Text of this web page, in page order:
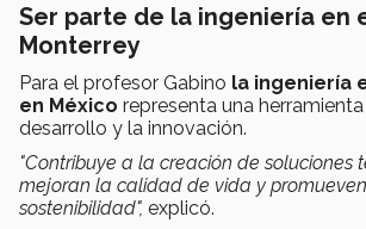
Ser parte de la ingeniería en
Monterrey
Para el profesor Gabino la ingeniería
en México representa una
desarrollo y la innovación.
"Contribuye a la creación de soluciones
mejoran la calidad de vida y
sostenibilidad", explicó.